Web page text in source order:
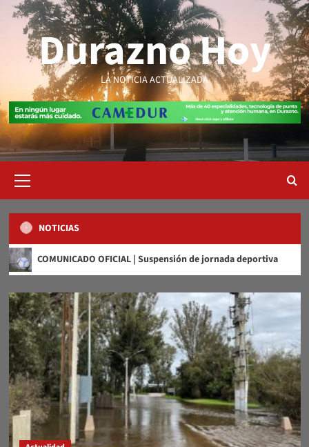
Saltar
contenidoDurazno Hoy
LA NOTICIA ACTUALIZADA
primario
NOTICIAS
OFICIAL | Suspensión de jornada deportiva Libros